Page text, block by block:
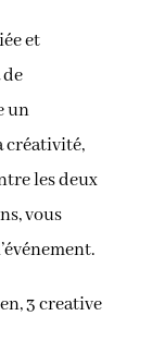
et
un
créativité,
les deux
vous
3 creative